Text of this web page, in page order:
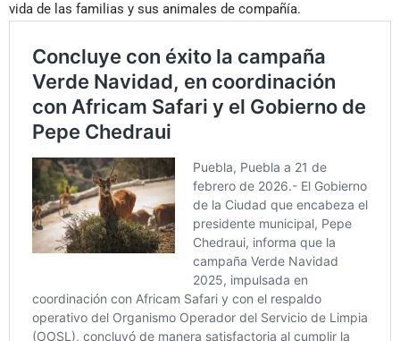
vida de las familias y sus animales de compañía.